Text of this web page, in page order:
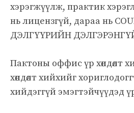
хэрэгжүүлж, практик
нь лицензгүй, дараа нь
ДЭЛГҮҮРИЙН
Пактоны оффис үр хөндөлт
хөндөлт хийхийг
хийдэггүй эмэгтэйчүүдэд